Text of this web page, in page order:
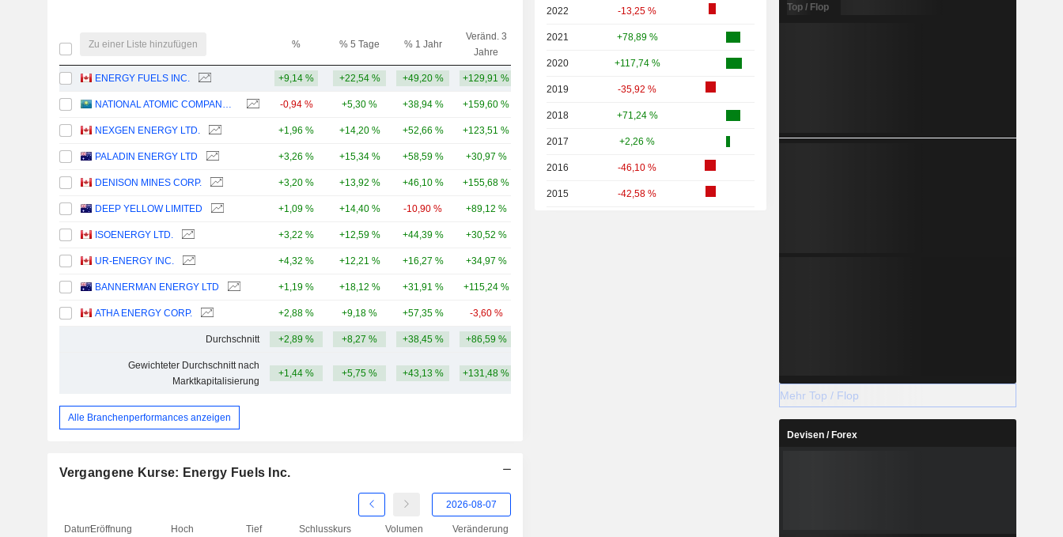
Zu einer Liste hinzufügen % % 5 Tage % 1 Jahr
Veränd. 3
Jahre
ENERGY FUELS INC. +9,14 % +22,54 % +49,20 % +129,91 %
NATIONAL ATOMIC COMPANY KAZATOMPROM -0,94 % +5,30 % +38,94 % +159,60 %
NEXGEN ENERGY LTD. +1,96 % +14,20 % +52,66 % +123,51 %
PALADIN ENERGY LTD +3,26 % +15,34 % +58,59 % +30,97 %
DENISON MINES CORP. +3,20 % +13,92 % +46,10 % +155,68 %
DEEP YELLOW LIMITED +1,09 % +14,40 % -10,90 % +89,12 %
ISOENERGY LTD. +3,22 % +12,59 % +44,39 % +30,52 %
UR-ENERGY INC. +4,32 % +12,21 % +16,27 % +34,97 %
BANNERMAN ENERGY LTD +1,19 % +18,12 % +31,91 % +115,24 %
ATHA ENERGY CORP. +2,88 % +9,18 % +57,35 % -3,60 %
Durchschnitt +2,89 % +8,27 % +38,45 % +86,59 %
Gewichteter Durchschnitt nach
Marktkapitalisierung
+1,44 % +5,75 % +43,13 % +131,48 %
Alle Branchenperformances anzeigen
Vergangene Kurse: Energy Fuels Inc.
DatumEröffnung Hoch Tief Schlusskurs Volumen Veränderung
2022 -13,25 %
2021 +78,89 %
2020 +117,74 %
2019 -35,92 %
2018 +71,24 %
2017 +2,26 %
2016 -46,10 %
2015 -42,58 %
Top / Flop
Mehr Top / Flop
Devisen / Forex